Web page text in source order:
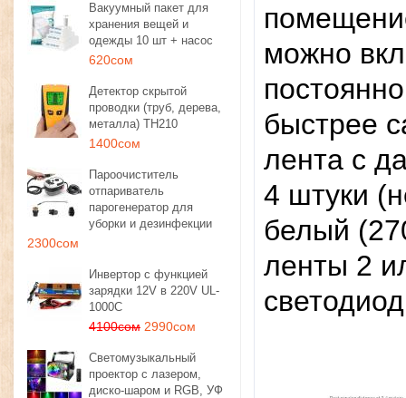
Вакуумный пакет для
хранения вещей и
одежды 10 шт + насос
620сом
Детектор скрытой
проводки (труб, дерева,
металла) TH210
1400сом
Пароочиститель
отпариватель
парогенератор для
уборки и дезинфекции
2300сом
Инвертор с функцией
зарядки 12V в 220V UL-
1000C
4100сом 2990сом
Светомузыкальный
проектор с лазером,
диско-шаром и RGB, УФ
можно
быстрее
лента с
4 штуки
белый
ленты 2